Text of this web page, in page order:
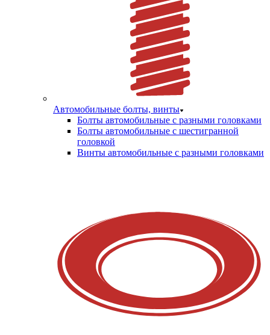
Автомобильные болты, винты
Болты автомобильные с разными головками
Болты автомобильные с шестигранной
головкой
Винты автомобильные с разными головками